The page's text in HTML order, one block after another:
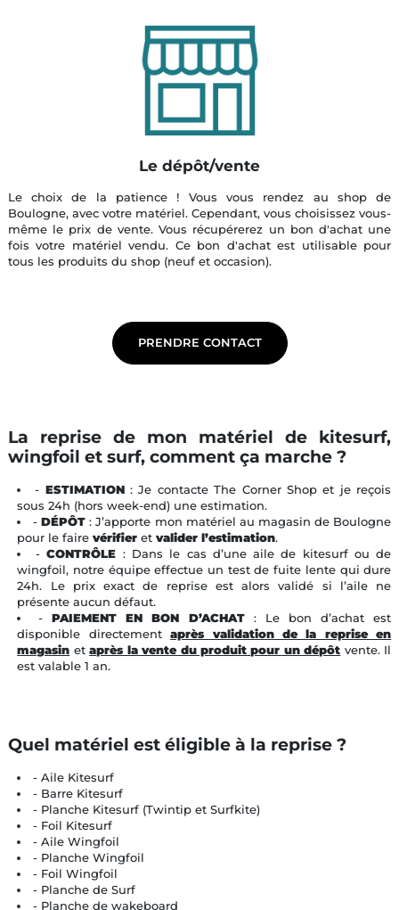
Le dépôt/vente
Le choix de la patience ! Vous vous rendez au shop de
Boulogne, avec votre matériel. Cependant, vous choisissez vous-
même le prix de vente. Vous récupérerez un bon d'achat une
fois votre matériel vendu. Ce bon d'achat est utilisable pour
tous les produits du shop (neuf et occasion).
PRENDRE CONTACT
La reprise de mon matériel de kitesurf,
wingfoil et surf, comment ça marche ?
- ESTIMATION: Je contacte The Corner Shop et je reçois
sous 24h (hors week-end) une estimation.
-DÉPÔT : J’apporte mon matériel au magasin de Boulogne
pour le fairevérifier etvalider l’estimation.
-CONTRÔLE : Dans le cas d’une aile de kitesurf ou de
wingfoil, notre équipe effectue un test de fuite lente qui dure
24h. Le prix exact de reprise est alors validé si l’aile ne
présente aucun défaut.
-PAIEMENT EN BON D’ACHAT: Le bon d’achat est
disponible directementaprès validation de la reprise en
magasin etaprès la vente du produit pour un dépôt vente. Il
est valable 1 an.
Quel matériel est éligible à la reprise ?
- Aile Kitesurf
- Barre Kitesurf
- Planche Kitesurf (Twintip et Surfkite)
- Foil Kitesurf
- Aile Wingfoil
- Planche Wingfoil
- Foil Wingfoil
- Planche de Surf
- Planche de wakeboard